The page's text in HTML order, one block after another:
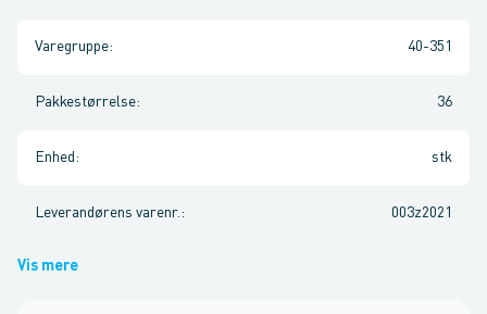
Varegruppe: 40-351
Pakkestørrelse: 36
Enhed : stk
Leverandørens varenr. : 003z2021
Vis mere